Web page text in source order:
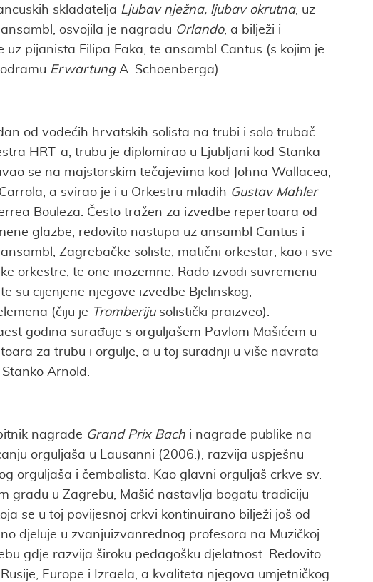
skladatelja Ljubav nježna, ljubav okrutna, uz
osvojila je nagradu Orlando, a bilježi i
uz pijanista Filipa Faka, te ansambl Cantus (s kojim je
ErwartungA. Schoenberga).
od vodećih hrvatskih solista na trubi i solo trubač
HRT-a, trubu je diplomirao u Ljubljani kod Stanka
se na majstorskim tečajevima kod Johna Wallacea,
a svirao je i u Orkestru mladih Gustav Mahler
Bouleza. Često tražen za izvedbe repertoara od
glazbe, redovito nastupa uz ansambl Cantus i
Zagrebačke soliste, matični orkestar, kao i sve
orkestre, te one inozemne. Rado izvodi suvremenu
su cijenjene njegove izvedbe Bjelinskog,
(čiju je Tromberijusolistički praizveo).
godina surađuje s orguljašem Pavlom Mašićem u
za trubu i orgulje, a u toj suradnji u više navrata
Arnold.
nagrade Grand Prix Bach i nagrade publike na
orguljaša u Lausanni (2006.), razvija uspješnu
orguljaša i čembalista. Kao glavni orguljaš crkve sv.
gradu u Zagrebu, Mašić nastavlja bogatu tradiciju
se u toj povijesnoj crkvi kontinuirano bilježi još od
djeluje u zvanjuizvanrednog profesora na Muzičkoj
gdje razvija široku pedagošku djelatnost. Redovito
Europe i Izraela, a kvaliteta njegova umjetničkog